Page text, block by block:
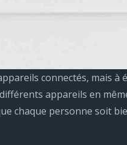
connectés, mais à
appareils en
chaque personne soit